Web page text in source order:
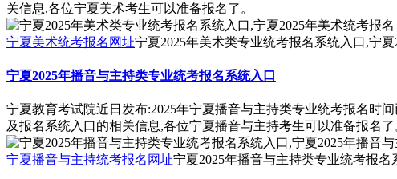
关信息,各位宁夏美术考生可以准备报名了。
宁夏美术统考报名网址宁夏2025年美术类专业统考报名系统入口,宁
宁夏2025年播音与主持类专业统考报名系统入口
宁夏教育考试院近日发布:2025年宁夏播音与主持类专业统考报名时
及报名系统入口的相关信息,各位宁夏播音与主持考生可以准备报名了
宁夏播音与主持统考报名网址宁夏2025年播音与主持类专业统考报